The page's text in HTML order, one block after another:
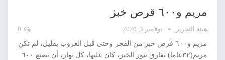
مريم و٦٠٠ قرص خبز
هيئة التحرير نوفمبر 3, 2020
مريم و٦٠٠ قرص خبز من الفجر وحتى قبل الغروب بقليل، لم تكن
مريم(٣٢عاما) تفارق تنور الخبز، كان عليها، كل نهار، أن تصنع ٦٠٠